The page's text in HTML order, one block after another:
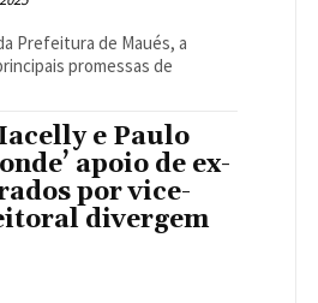
Prefeitura de Maués, a
promessas de
e Paulo
apoio de ex-
por vice-
divergem